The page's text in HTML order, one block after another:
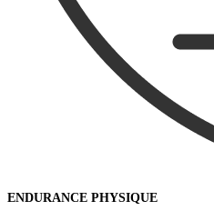
ENDURANCE PHYSIQUE